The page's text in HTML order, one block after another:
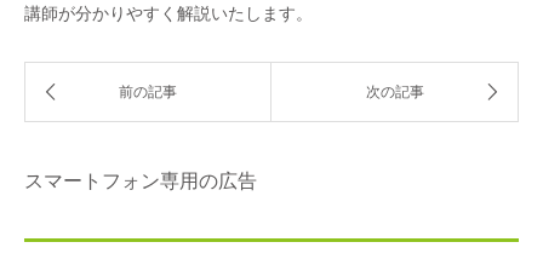
講師が分かりやすく解説いたします。
スマートフォン専用の広告